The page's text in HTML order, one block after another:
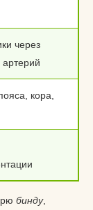
через
кора,
бинду,